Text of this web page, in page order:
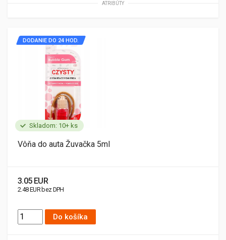
ATRIBÚTY
Skladom: 10+ ks
DODANIE DO 24 HOD.
Vôňa do auta Žuvačka 5ml
3.05 EUR
2.48 EUR bez DPH
Do košíka